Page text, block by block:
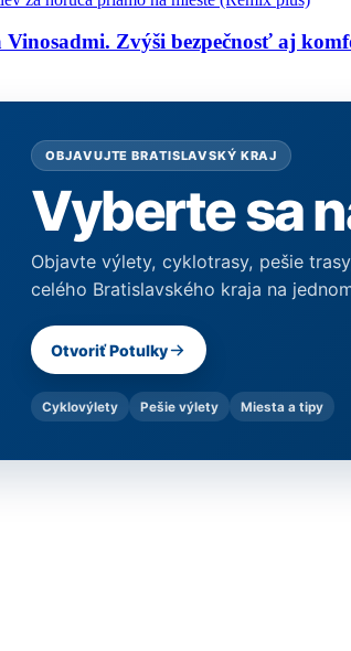
Zvýši bezpečnosť aj
OBJAVUJTE BRATISLAVSKÝ KRAJ
Vyberte sa
Objavte výlety, cyklotrasy, pešie
celého Bratislavského kraja na
Otvoriť Potulky
Cyklovýlety Pešie výlety Miesta a tipy